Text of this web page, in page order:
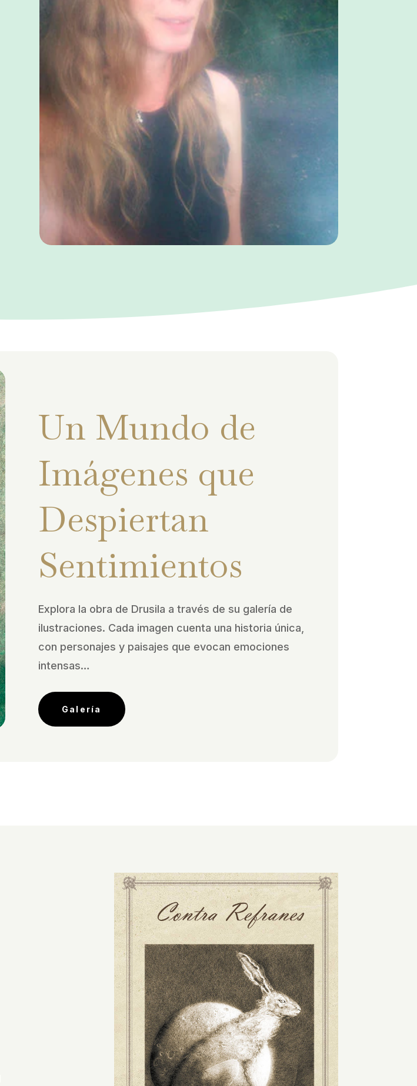
Un Mundo de
Imágenes que
Despiertan
Sentimientos
Explora la obra de Drusila a través de su galería de
ilustraciones. Cada imagen cuenta una historia única,
con personajes y paisajes que evocan emociones
intensas…
Galería